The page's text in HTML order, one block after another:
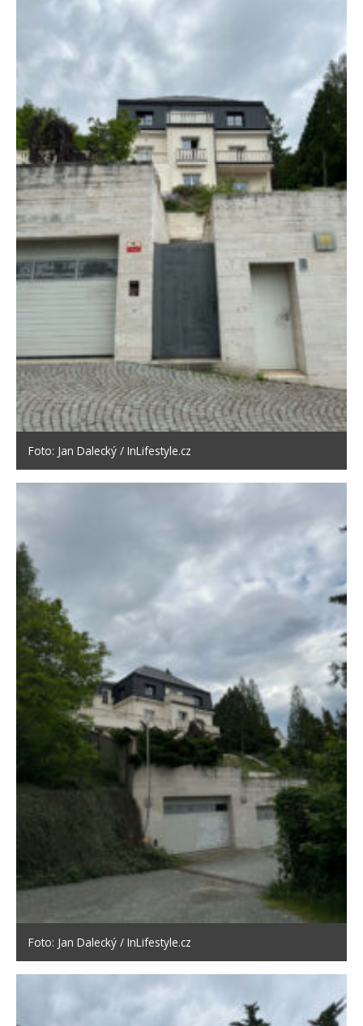
Foto: Jan Dalecký / InLifestyle.cz
Foto: Jan Dalecký / InLifestyle.cz